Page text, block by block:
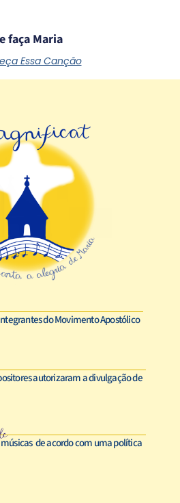
faça Maria
Essa Canção
do Movimento Apostólico
autorizaram a divulgação de
de acordo com uma política